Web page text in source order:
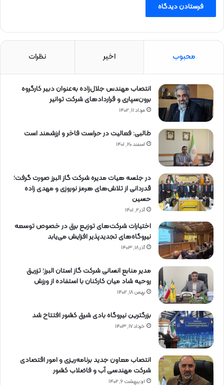
محبوب اخیر نظرات
انتصاب مهندس جلال‌زاده به‌عنوان دبیر كارگروه
برون‌سپاری و قراردادهای شركت توانیر
مرداد ۱۱, ۱۴۰۲
طالبی: فعالیت در حراست فاخر و ارزشمند است
اسفند ۲۰, ۱۴۰۱
در جلسه هیات مدیره شرکت گاز البرز صورت گرفت؛
قدردانی از تلاش‌های هرمز نوروزی و مهدی زاده
حسین
آذر ۲, ۱۴۰۱
اختیارات شرکت‌های توزیع برق در خصوص توسعه
نیروگاه‌های تجدیدپذیر افزایش می‌یابد
آذر ۱۸, ۱۴۰۳
مدیر منابع انسانی شرکت گاز استان البرز؛ تزریق
روحیه شاد میان کارکنان با استفاده از ورزش
بهمن ۱۸, ۱۴۰۲
بزرگترین نیروگاه بادی شرق کشور افتتاح شد
خرداد ۱۷, ۱۴۰۳
انتصاب معاون جدید برنامه‌ریزی و امور اقتصادی
شرکت مهندسی آب و فاضلاب کشور
اردیبهشت ۶, ۱۴۰۲